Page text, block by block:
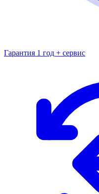
Гарантия 1 год + сервис